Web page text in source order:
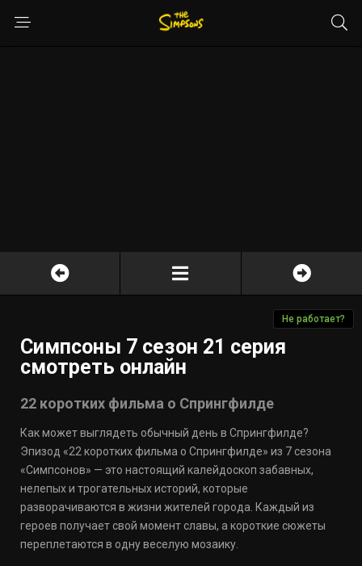
Не работает?
Симпсоны 7 сезон 21 серия
смотреть онлайн
22 коротких фильма о Спрингфилде
Как может выглядеть обычный день в Спрингфилде?
Эпизод «22 коротких фильма о Спрингфилде» из 7 сезона
«Симпсонов» — это настоящий калейдоскоп забавных,
нелепых и трогательных историй, которые
разворачиваются в жизни жителей города. Каждый из
героев получает свой момент славы, а короткие сюжеты
переплетаются в одну веселую мозаику.